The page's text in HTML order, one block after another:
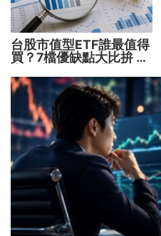
台股市值型ETF誰最值得
買？7檔優缺點大比拚 找